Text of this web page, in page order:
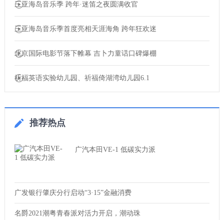
三亚海岛音乐季 跨年·迷笛之夜圆满收官
三亚海岛音乐季首度亮相天涯海角 跨年狂欢迷
北京国际电影节落下帷幕 吉卜力童话口碑爆棚
祈福英语实验幼儿园、祈福倚湖湾幼儿园6.1
推荐热点
广汽本田VE-1 低碳实力派
广发银行肇庆分行启动“3·15”金融消费
名爵2021潮粤青春派对活力开启，潮动珠